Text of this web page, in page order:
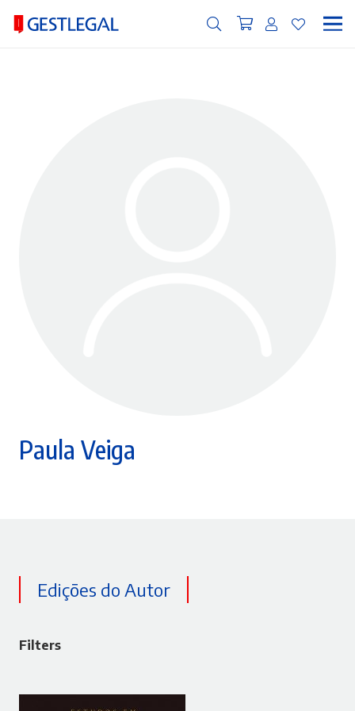
Paula Veiga
Edições do Autor
Filters